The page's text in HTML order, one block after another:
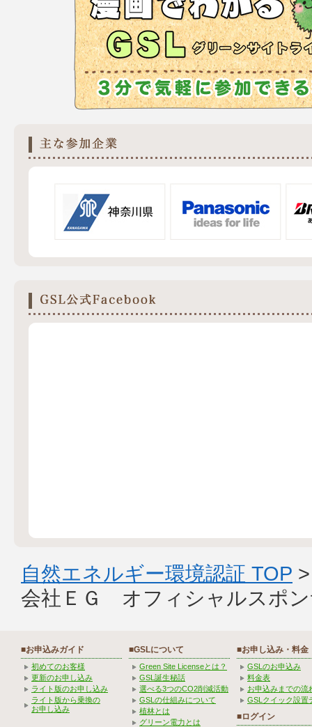
自然エネルギー環境認証 TOP
会社ＥＧ オフィシャルスポン
■お申込みガイド
初めてのお客様
更新のお申し込み
ライト版のお申し込み
ライト版から乗換の
お申し込み
■GSLについて
Green Site Licenseとは？
GSL誕生秘話
選べる3つのCO2削減活動
GSLの仕組みについて
植林とは
グリーン電力とは
■お申し込み・料金
GSLのお申込み
料金表
お申込みまでの流
GSLクイック設置
■ログイン